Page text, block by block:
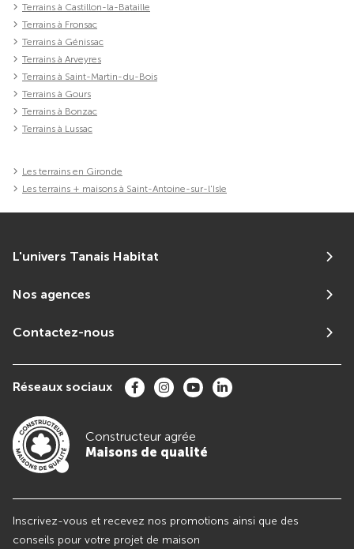
Terrains à Castillon-la-Bataille
Terrains à Fronsac
Terrains à Génissac
Terrains à Arveyres
Terrains à Saint-Martin-du-Bois
Terrains à Gours
Terrains à Bonzac
Terrains à Lussac
Les terrains en Gironde
Les terrains + maisons à Saint-Antoine-sur-l'Isle
L'univers Tanais Habitat
Nos agences
Contactez-nous
Réseaux sociaux
Constructeur agrée
Maisons de qualité
Inscrivez-vous et recevez nos promotions ainsi que des
conseils pour votre projet de maison